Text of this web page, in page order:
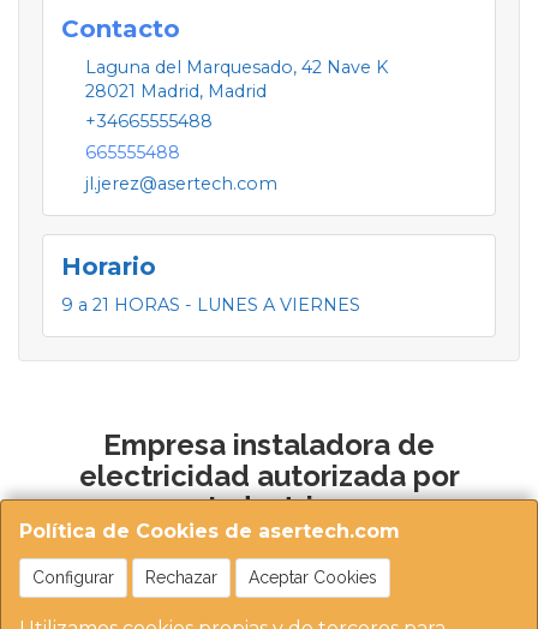
Política de Cookies de asertech.com
Configurar Rechazar Aceptar Cookies
Contacto
Laguna del Marquesado, 42 Nave K
28021 Madrid, Madrid
+34665555488
665555488
jl.jerez@asertech.com
Horario
9 a 21 HORAS - LUNES A VIERNES
Empresa instaladora de
electricidad autorizada por
Industria